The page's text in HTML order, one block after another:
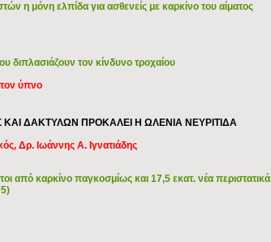
η μόνη ελπίδα για ασθενείς με καρκίνο του αίματος
διπλασιάζουν τον κίνδυνο τροχαίου
τον ύπνο
ΔΑΚΤΥΛΩΝ ΠΡΟΚΑΛΕΙ Η ΩΛΕΝΙΑ ΝΕΥΡΙΤΙΔΑ
Δρ. Ιωάννης Α. Ιγνατιάδης
από καρκίνο παγκοσμίως και 17,5 εκατ. νέα περιστατικά